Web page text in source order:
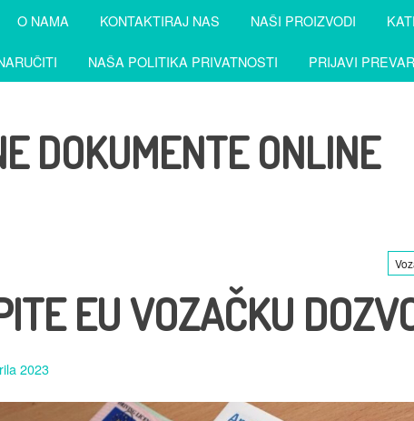
O NAMA KONTAKTIRAJ NAS NAŠI PROIZVODI
NAŠA POLITIKA PRIVATNOSTI PRIJAVI
DOKUMENTE ONLINE
EU VOZAČKU
2023